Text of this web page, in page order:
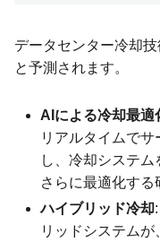
データセンター冷却
と予測されます。
AIによる冷却最適
リアルタイムで
し、冷却システ
さらに最適化する
ハイブリッド冷却
リッドシステム